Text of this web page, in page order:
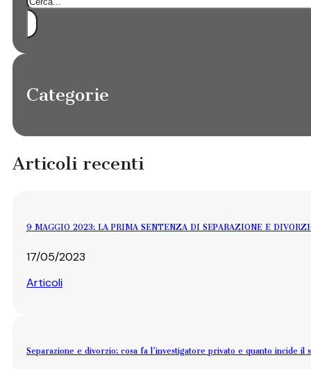
Categorie
Articoli recenti
9 MAGGIO 2023: LA PRIMA SENTENZA DI SEPARAZIONE E
17/05/2023
Articoli
Separazione e divorzio: cosa fa l’investigatore privato e quanto incide il